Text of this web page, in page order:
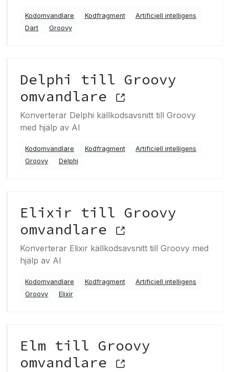
Kodomvandlare Kodfragment
Artificiell intelligens
Dart
Groovy
Delphi till Groovy
omvandlare
Konverterar Delphi källkodsavsnitt till Groovy
med hjälp av AI
Kodomvandlare Kodfragment
Artificiell intelligens
Groovy
Delphi
Elixir till Groovy
omvandlare
Konverterar Elixir källkodsavsnitt till Groovy med
hjälp av AI
Kodomvandlare Kodfragment
Artificiell intelligens
Groovy
Elixir
Elm till Groovy
omvandlare